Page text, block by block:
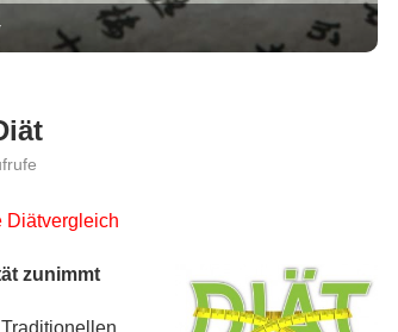
Diätvergleich
zunimmt